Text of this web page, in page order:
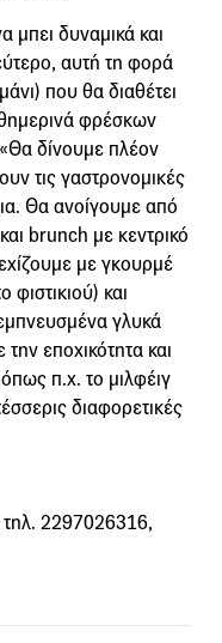
μπει δυναμικά και
αυτή τη φορά
που θα διαθέτει
φρέσκων
δίνουμε πλέον
τις γαστρονομικές
Θα ανοίγουμε από
brunch με κεντρικό
με γκουρμέ
και
γλυκά
εποχικότητα και
π.χ. το μιλφέιγ
διαφορετικές
τηλ. 2297026316,